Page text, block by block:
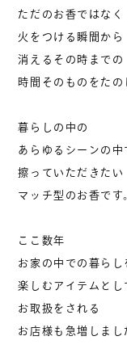
お承りいたしてお
ただのお香ではなく
火をつける瞬間から
消えるその時までの
時間そのものをたの
暮らしの中の
あらゆるシーンの中
擦っていただきたい
マッチ型のお香です
ここ数年
お家の中での暮らし
楽しむアイテムとし
お取扱をされる
お店様も急増しまし